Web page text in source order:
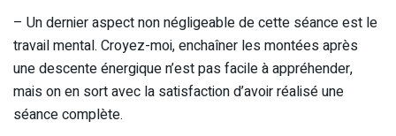
– Un dernier aspect non négligeable de cette séance est le
travail mental. Croyez-moi, enchaîner les montées après
une descente énergique n’est pas facile à appréhender,
mais on en sort avec la satisfaction d’avoir réalisé une
séance complète.